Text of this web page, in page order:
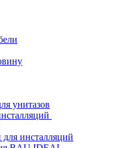
унитазов
инсталляций